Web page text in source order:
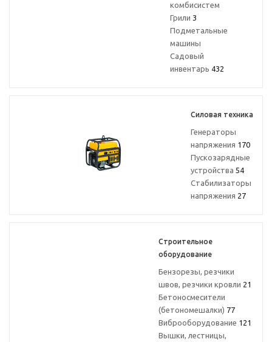
комбисистем
Грили 3
Подметальные
машины
Садовый
инвентарь 432
Силовая техника
Генераторы
напряжения 170
Пускозарядные
устройства 54
Стабилизаторы
напряжения 27
Строительное
оборудование
Бензорезы, резчики
швов, резчики кровли 21
Бетоносмесители
(бетономешалки) 77
Виброоборудование 121
Вышки, лестницы,